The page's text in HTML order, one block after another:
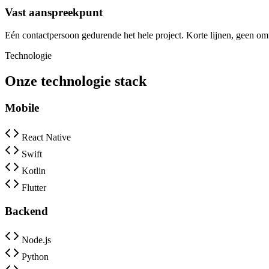
Vast aanspreekpunt
Eén contactpersoon gedurende het hele project. Korte lijnen, geen
Technologie
Onze technologie stack
Mobile
React Native
Swift
Kotlin
Flutter
Backend
Node.js
Python